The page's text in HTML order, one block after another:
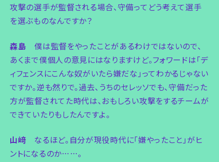
攻撃の選手が監督される場合、守備ってどう考えて選手
を選ぶものなんですか？
森島 僕は監督をやったことがあるわけではないので、
あくまで僕個人の意見にはなりますけど。フォワードは「デ
ィフェンスにこんな奴がいたら嫌だな」ってわかるじゃない
ですか。逆も然りで。過去、うちのセレッソでも、守備だった
方が監督されてた時代は、おもしろい攻撃をするチームが
できていたりもしたんですよ。
山﨑 なるほど。自分が現役時代に「嫌やったこと」がヒ
ントになるのか……。